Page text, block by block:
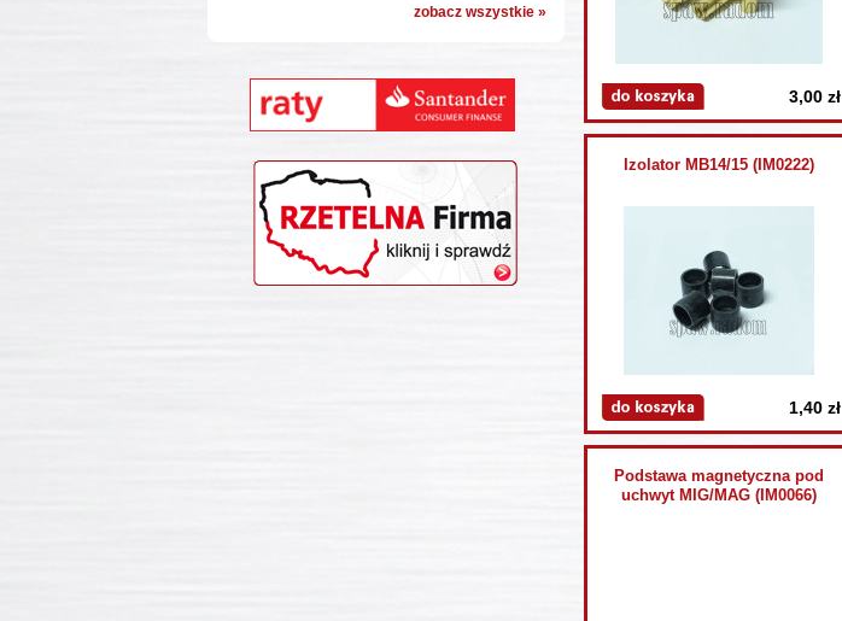
zobacz wszystkie »
3,00 zł
Izolator MB14/15 (IM0222)
1,40 zł
Podstawa magnetyczna pod
uchwyt MIG/MAG (IM0066)